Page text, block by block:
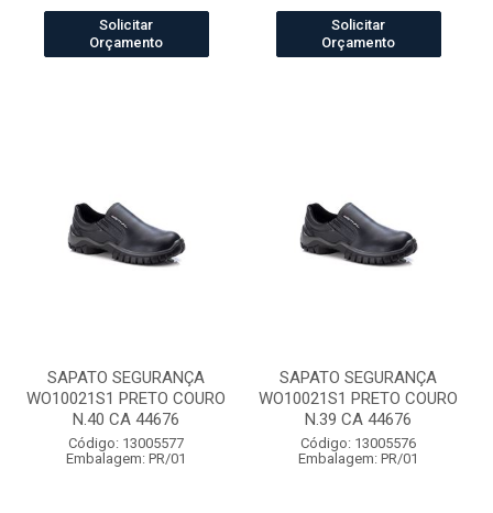
Solicitar
Orçamento
Solicitar
Orçamento
SAPATO SEGURANÇA
WO10021S1 PRETO COURO
N.40 CA 44676
Código: 13005577
Embalagem: PR/01
SAPATO SEGURANÇA
WO10021S1 PRETO COURO
N.39 CA 44676
Código: 13005576
Embalagem: PR/01